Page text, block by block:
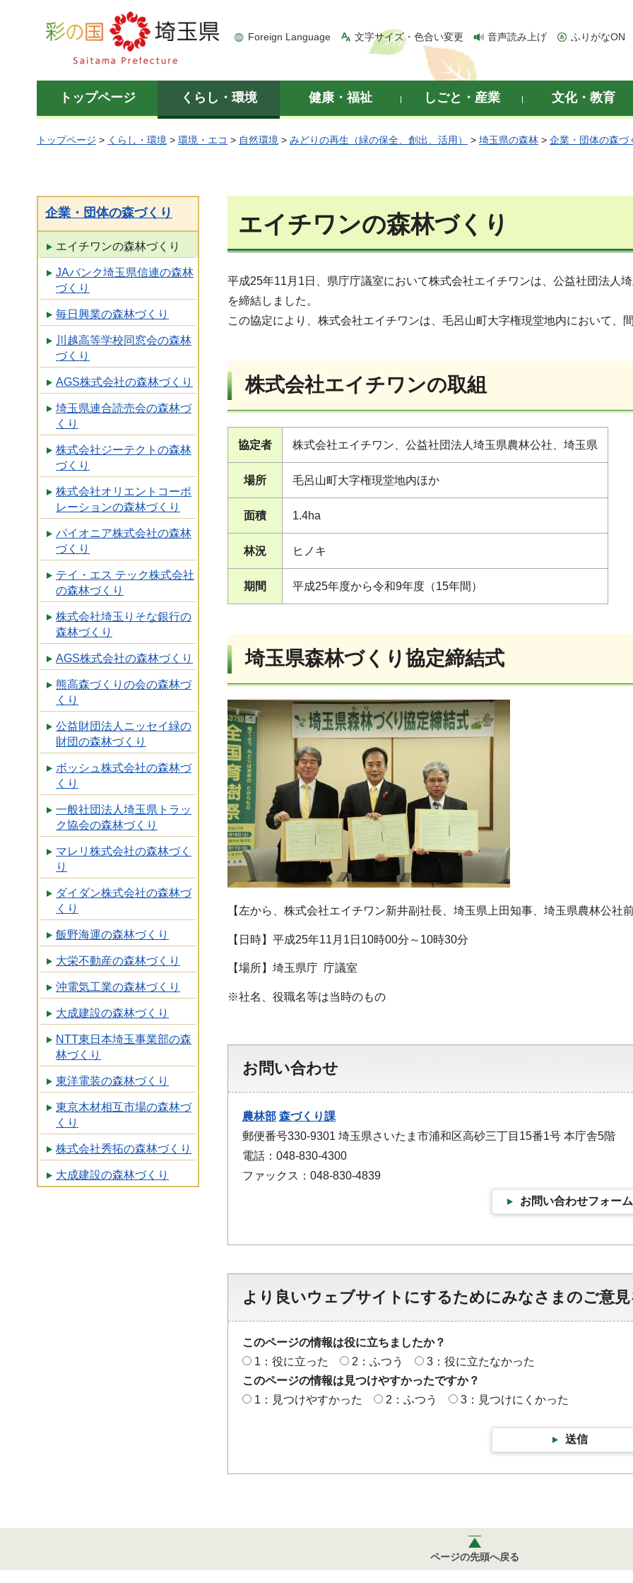
彩の国 埼玉県
Foreign Language 文字サイズ・色合い変更 音声読み上げ ふりがなON
トップページ くらし・環境 健康・福祉 しごと・産業 文化・教育
トップページ > くらし・環境 > 環境・エコ > 自然環境 > みどりの再生（緑の保全、創出、活用） > 埼玉県の森林 > 企業・団体の森づ
企業・団体の森づくり
エイチワンの森林づくり
JAバンク埼玉県信連の森林
づくり
毎日興業の森林づくり
川越高等学校同窓会の森林
づくり
AGS株式会社の森林づくり
埼玉県連合読売会の森林づ
くり
株式会社ジーテクトの森林
づくり
株式会社オリエントコーポ
レーションの森林づくり
パイオニア株式会社の森林
づくり
テイ・エス テック株式会社
の森林づくり
株式会社埼玉りそな銀行の
森林づくり
AGS株式会社の森林づくり
熊高森づくりの会の森林づ
くり
公益財団法人ニッセイ緑の
財団の森林づくり
ボッシュ株式会社の森林づ
くり
一般社団法人埼玉県トラッ
ク協会の森林づくり
マレリ株式会社の森林づく
り
ダイダン株式会社の森林づ
くり
飯野海運の森林づくり
大栄不動産の森林づくり
沖電気工業の森林づくり
大成建設の森林づくり
NTT東日本埼玉事業部の森
林づくり
東洋電装の森林づくり
東京木材相互市場の森林づ
くり
株式会社秀拓の森林づくり
大成建設の森林づくり
エイチワンの森林づくり
平成25年11月1日、県庁庁議室において株式会社エイチワンは、公益社団法人
を締結しました。
この協定により、株式会社エイチワンは、毛呂山町大字権現堂地内において、
株式会社エイチワンの取組
協定者 株式会社エイチワン、公益社団法人埼玉県農林公社、埼玉県
場所 毛呂山町大字権現堂地内ほか
面積 1.4ha
林況 ヒノキ
期間 平成25年度から令和9年度（15年間）
埼玉県森林づくり協定締結式
【左から、株式会社エイチワン新井副社長、埼玉県上田知事、埼玉県農林公社前
【日時】平成25年11月1日10時00分～10時30分
【場所】埼玉県庁 庁議室
※社名、役職名等は当時のもの
お問い合わせ
農林部 森づくり課
郵便番号330-9301 埼玉県さいたま市浦和区高砂三丁目15番1号 本庁舎5階
電話：048-830-4300
ファックス：048-830-4839
お問い合わせフォーム
より良いウェブサイトにするためにみなさまのご意
このページの情報は役に立ちましたか？
1：役に立った
2：ふつう
3：役に立たなかった
このページの情報は見つけやすかったですか？
1：見つけやすかった
2：ふつう 3：見つけにくかった
送信
ページの先頭へ戻る